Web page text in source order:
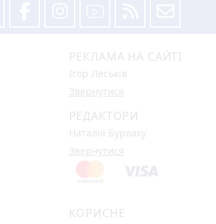
РЕКЛАМА НА САЙТІ
Ігор Леськів
Звернутися
РЕДАКТОРИ
Наталія Бурлаку
Звернутися
КОРИСНЕ